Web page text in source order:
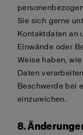
Sie sich gerne
Kontaktdaten an
Einwände oder
Weise haben,
Daten
Beschwerde bei
einzureichen.
8.